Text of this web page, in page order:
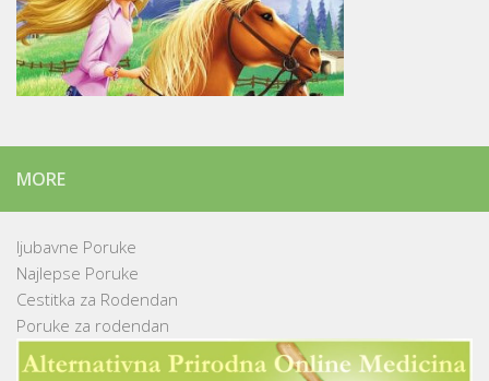
MORE
ljubavne Poruke
Najlepse Poruke
Cestitka za Rodendan
Poruke za rodendan